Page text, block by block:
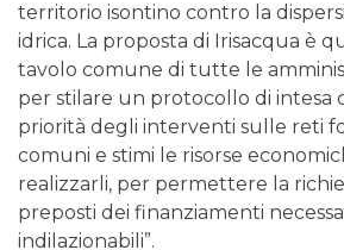
territorio isontino contro la
idrica. La proposta di Irisacqua è
tavolo comune di tutte le
per stilare un protocollo di intesa
priorità degli interventi sulle reti
comuni e stimi le risorse
realizzarli, per permettere la
preposti dei finanziamenti
indilazionabili”.